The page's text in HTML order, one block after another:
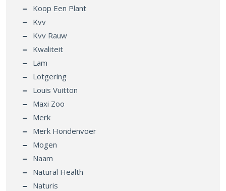
Koop Een Plant
Kvv
Kvv Rauw
Kwaliteit
Lam
Lotgering
Louis Vuitton
Maxi Zoo
Merk
Merk Hondenvoer
Mogen
Naam
Natural Health
Naturis